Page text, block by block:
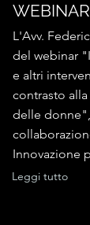
WEBINAR
L'Avv.
del webinar
e altri
contrasto
delle
Innovazione
Leggi tutto